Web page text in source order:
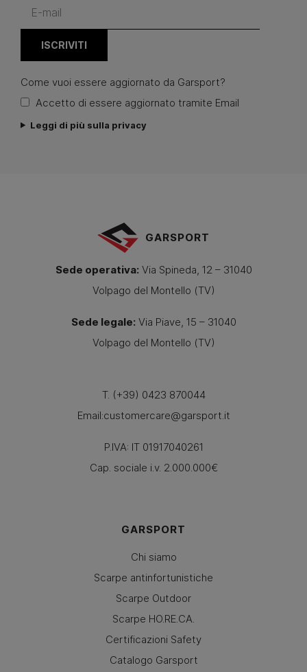
Come vuoi essere aggiornato da Garsport?
Accetto di essere aggiornato tramite Email
Leggi di più sulla privacy
GARSPORT
Sede operativa: Via Spineda, 12 – 31040
Volpago del Montello (TV)
Sede legale: Via Piave, 15 – 31040
Volpago del Montello (TV)
T. (+39) 0423 870044
Email:customercare@garsport.it
P.IVA: IT 01917040261
Cap. sociale i.v. 2.000.000€
GARSPORT
Chi siamo
Scarpe antinfortunistiche
Scarpe Outdoor
Scarpe HO.RE.CA.
Certificazioni Safety
Catalogo Garsport